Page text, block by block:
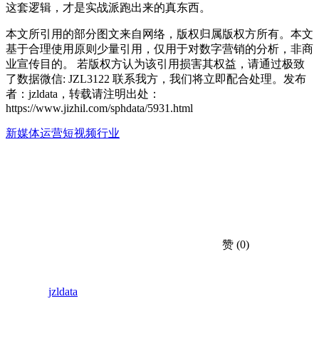
这套逻辑，才是实战派跑出来的真东西。
本文所引用的部分图文来自网络，版权归属版权方所有。本文
基于合理使用原则少量引用，仅用于对数字营销的分析，非商
业宣传目的。 若版权方认为该引用损害其权益，请通过极致
了数据微信: JZL3122 联系我方，我们将立即配合处理。发布
者：jzldata，转载请注明出处：
https://www.jizhil.com/sphdata/5931.html
新媒体运营短视频行业
赞 (0)
jzldata